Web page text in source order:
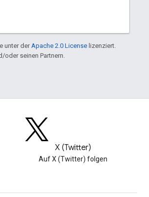
unter derApache 2.0 License lizenziert.
oder seinen Partnern.
X (Twitter)
Auf X (Twitter) folgen